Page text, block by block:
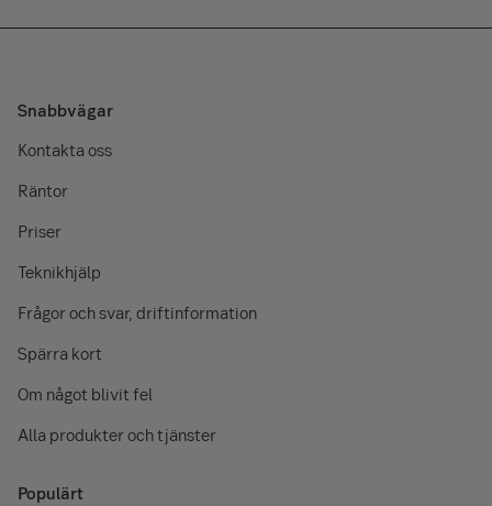
Snabbvägar
Kontakta oss
Räntor
Priser
Teknikhjälp
Frågor och svar, driftinformation
Spärra kort
Om något blivit fel
Alla produkter och tjänster
Populärt